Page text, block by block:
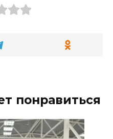
понравиться